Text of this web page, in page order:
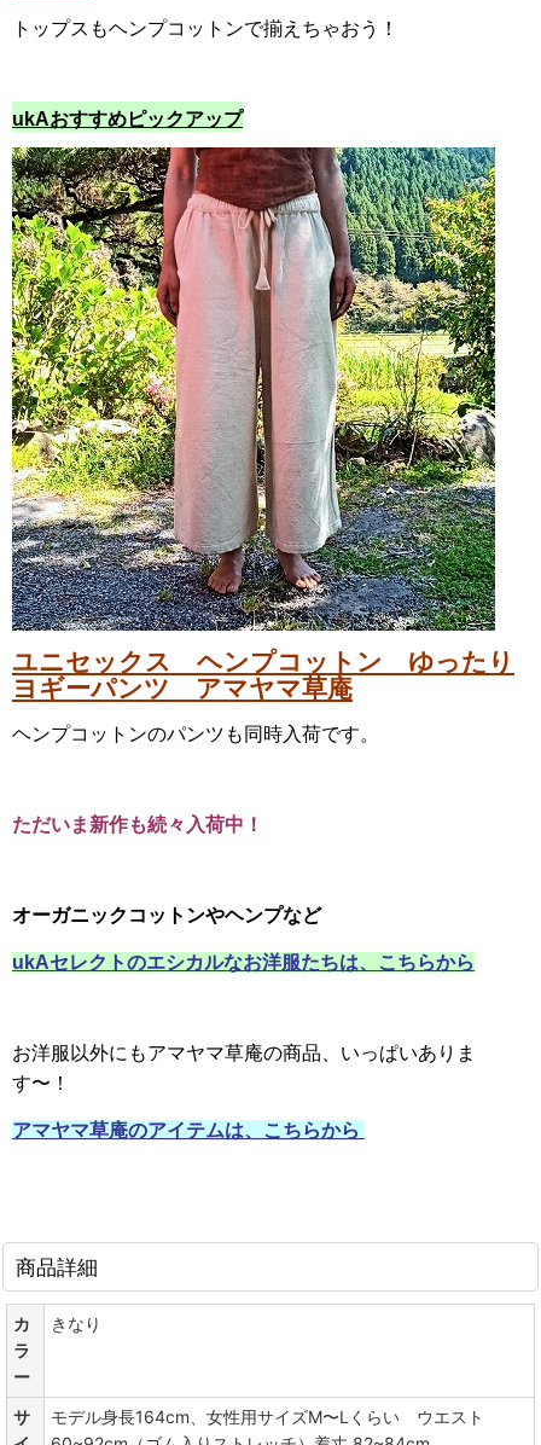
トップスもヘンプコットンで揃えちゃおう！
ukAおすすめピックアップ
ユニセックス ヘンプコットン ゆったり
ヨギーパンツ アマヤマ草庵
ヘンプコットンのパンツも同時入荷です。
ただいま新作も続々入荷中！
オーガニックコットンやヘンプなど
ukAセレクトのエシカルなお洋服たちは、こちらから
お洋服以外にもアマヤマ草庵の商品、いっぱいありま
す〜！
アマヤマ草庵のアイテムは、こちらから
商品詳細
カ
ラ
ー
きなり
サ
モデル身長164cm、女性用サイズM〜Lくらい ウエスト